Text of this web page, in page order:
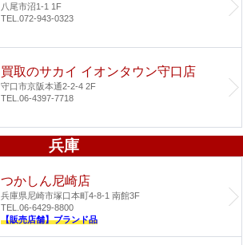
八尾市沼1-1 1F
TEL.072-943-0323
買取のサカイ イオンタウン守口店
守口市京阪本通2-2-4 2F
TEL.06-4397-7718
兵庫
つかしん尼崎店
兵庫県尼崎市塚口本町4-8-1 南館3F
TEL.06-6429-8800
【販売店舗】ブランド品